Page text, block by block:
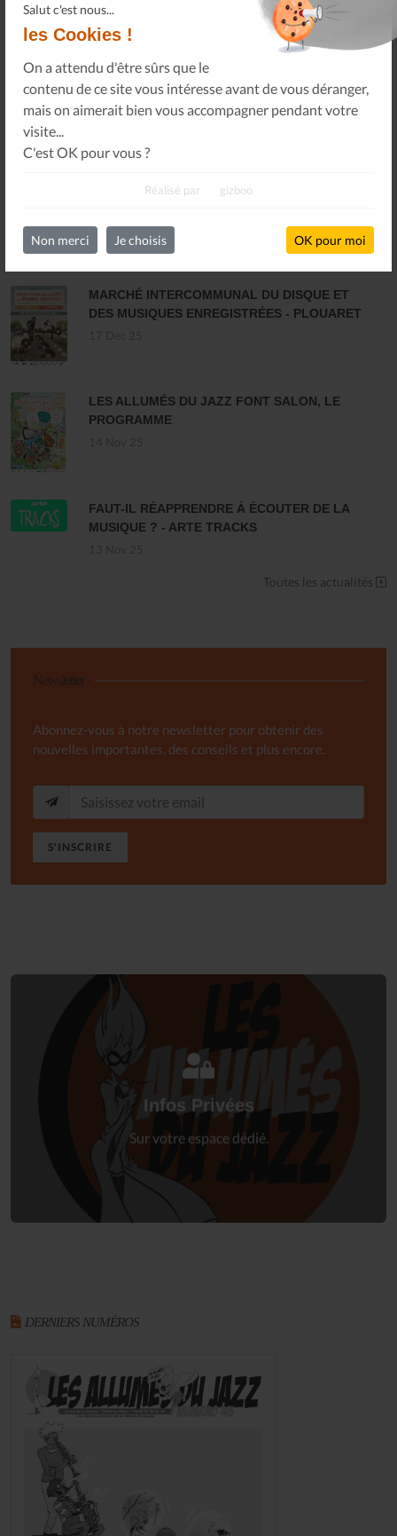
Salut c'est nous...
les Cookies !
On a attendu d'être sûrs que le
contenu de ce site vous intéresse avant de vous déranger,
mais on aimerait bien vous accompagner pendant votre
visite...
C'est OK pour vous ?
Réalisé par gizboo
Non merci Je choisis OK pour moi
Oops !Un problème sur le partage !
Un petit geste pour
nous faire tous réapparaître.
DERNIÈRES ACTUALITÉS
MARCHÉ INTERCOMMUNAL DU DISQUE ET
DES MUSIQUES ENREGISTRÉES - PLOUARET
LES ALLUMÉS DU JAZZ FONT SALON, LE
PROGRAMME
FAUT-IL RÉAPPRENDRE À ÉCOUTER DE LA
MUSIQUE ? - ARTE TRACKS
Toutes les actualités
Newsletter
Abonnez-vous à notre newsletter pour obtenir des
nouvelles importantes, des conseils et plus encore.
S'INSCRIRE
Infos Privées
Sur votre espace dédié.
Connectez-vous
DERNIERS NUMÉROS